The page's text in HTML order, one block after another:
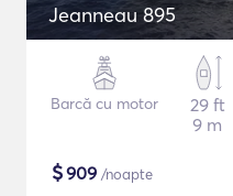
Jeanneau 895
Barcă cu motor
29 ft
9 m
$909 /noapte